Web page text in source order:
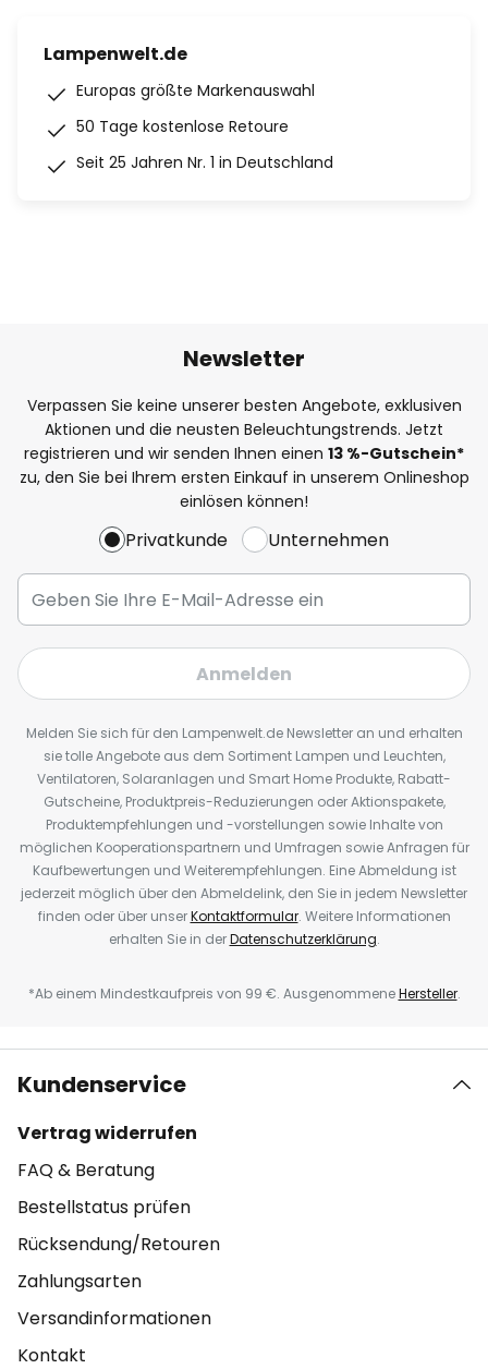
Lampenwelt.de
Europas größte Markenauswahl
50 Tage kostenlose Retoure
Seit 25 Jahren Nr. 1 in Deutschland
Newsletter
Verpassen Sie keine unserer besten Angebote, exklusiven
Aktionen und die neusten Beleuchtungstrends. Jetzt
registrieren und wir senden Ihnen einen 13 %-Gutschein*
zu, den Sie bei Ihrem ersten Einkauf in unserem Onlineshop
einlösen können!
Privatkunde Unternehmen
Anmelden
Melden Sie sich für den Lampenwelt.de Newsletter an und erhalten
sie tolle Angebote aus dem Sortiment Lampen und Leuchten,
Ventilatoren, Solaranlagen und Smart Home Produkte, Rabatt-
Gutscheine, Produktpreis-Reduzierungen oder Aktionspakete,
Produktempfehlungen und -vorstellungen sowie Inhalte von
möglichen Kooperationspartnern und Umfragen sowie Anfragen für
Kaufbewertungen und Weiterempfehlungen. Eine Abmeldung ist
jederzeit möglich über den Abmeldelink, den Sie in jedem Newsletter
finden oder über unserKontaktformular. Weitere Informationen
erhalten Sie in derDatenschutzerklärung.
*Ab einem Mindestkaufpreis von 99 €. AusgenommeneHersteller.
Kundenservice
Vertrag widerrufen
FAQ & Beratung
Bestellstatus prüfen
Rücksendung/Retouren
Zahlungsarten
Versandinformationen
Kontakt